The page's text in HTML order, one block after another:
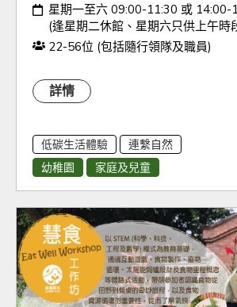
日期：
星期一至六 09:00-11:30 或 14:00-
(逢星期二休館、星期六只供上午時
人數：
22-56位 (包括隨行領隊及職員)
詳情
低碳生活體驗
連繫自然
幼稚園
家庭及兒童